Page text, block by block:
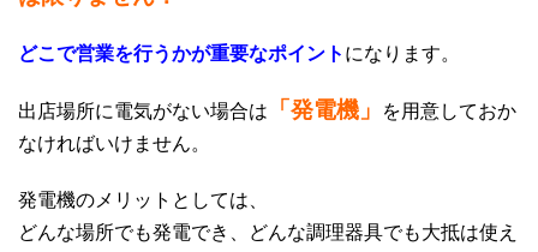
どこで営業を行うかが重要なポイント になります。
出店場所に電気がない場合は 「発電機」
を用意しておか
なければいけません。
発電機のメリットとしては、
どんな場所でも発電でき、どんな調理器具でも大抵は使え